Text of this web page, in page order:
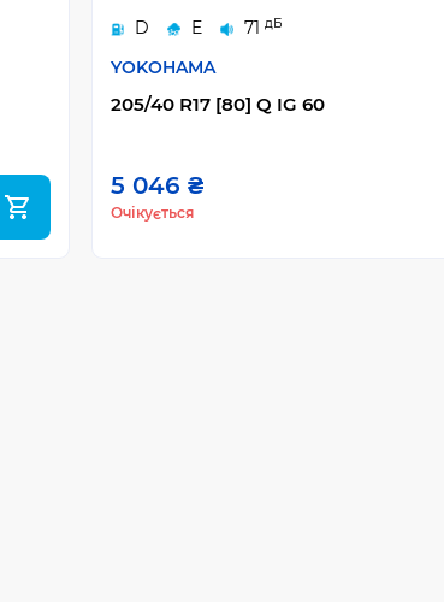
D E 71 дБ
YOKOHAMA
205/40 R17 [80] Q IG 60
5 046 ₴
Очікується